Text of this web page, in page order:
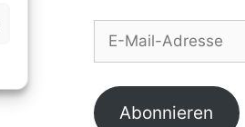
Mail-
Adresse
Abonnieren